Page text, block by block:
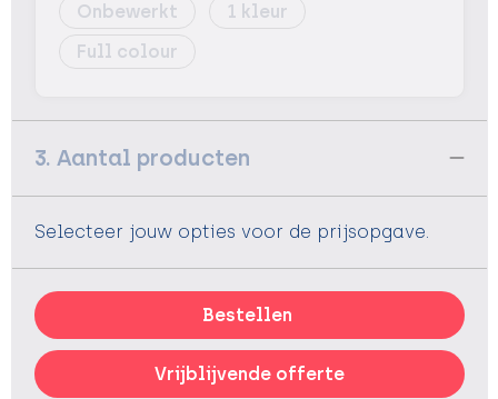
Onbewerkt
1
Full colour
3. Aantal producten
Selecteer jouw opties voor de prijsopgave.
Bestellen
Vrijblijvende offerte